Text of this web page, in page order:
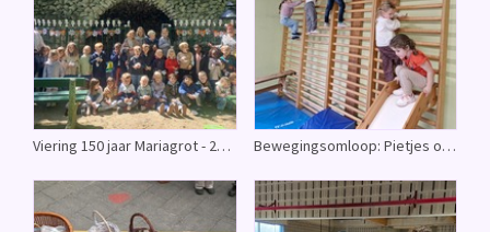
Viering 150 jaar Mariagrot - 2K en 3K zingen en versieren de grot Bewegingsomloop: Pietjes oefenen op de daken!